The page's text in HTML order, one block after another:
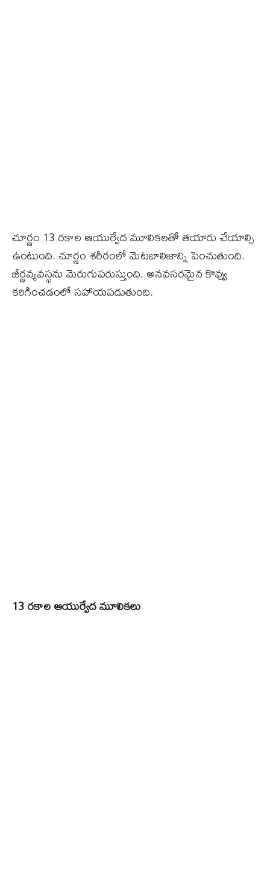
చూర్ణం 13 రకాల ఆయుర్వేద మూలికలతో తయారు చేయాల్సి
ఉంటుంది. చూర్ణం శరీరంలో మెటబాలిజాన్ని పెంచుతుంది.
జీర్ణవ్యవస్థను మెరుగుపరుస్తుంది. అనవసరమైన కొవ్వు
కరిగించడంలో సహాయపడుతుంది.
13 రకాల ఆయుర్వేద మూలికలు